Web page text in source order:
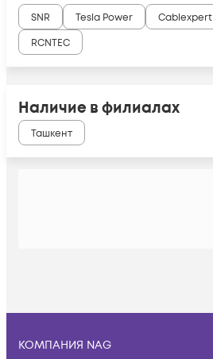
SNR Tesla Power Cablexpert
RCNTEC
Наличие в филиалах
Ташкент
КОМПАНИЯ NAG